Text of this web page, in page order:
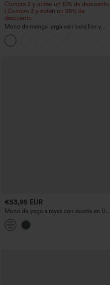
Compra 2 y obtén un 10% de descuento
| Compra 3 y obtén un 20% de
descuento
Mono de manga larga con bolsillos y
pernera ancha — Fácilísimo
€53,95 EUR
Mono de yoga a rayas con escote en U y
recorte, cordón ajustable, control de
abdomen y bolsillos — Edición Easy
Peezy